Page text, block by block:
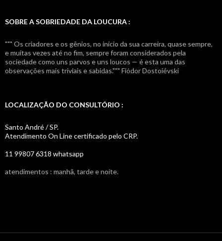
SOBRE A SOBRIEDADE DA LOUCURA :
""" Os criadores e os gênios, no início da sua carreira, quase sempre,
e muitas vezes até no fim, sempre foram considerados pela
sociedade como uns parvos e uns loucos — é esta uma das
observações mais triviais e sabidas.""" Fiódor Dostoiévski
LOCALIZAÇÃO DO CONSULTÓRIO :
Santo André / SP.
Atendimento On Line certificado pelo CRP.
11 99807 6318 whatsapp
atendimentos : manhã, tarde e noite.